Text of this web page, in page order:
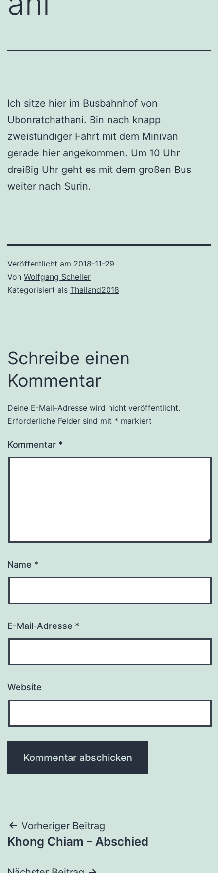
Ich sitze hier im Busbahnhof von
Ubonratchathani. Bin nach knapp
zweistündiger Fahrt mit dem Minivan
gerade hier angekommen. Um 10 Uhr
dreißig Uhr geht es mit dem großen Bus
weiter nach Surin.
Veröffentlicht am 2018-11-29
Von Wolfgang Scheller
Kategorisiert als Thailand2018
Schreibe einen
Kommentar
Deine E-Mail-Adresse wird nicht veröffentlicht.
Erforderliche Felder sind mit * markiert
Kommentar *
Name *
E-Mail-Adresse *
Website
Beitragsnavigation
Vorheriger Beitrag
Khong Chiam – Abschied